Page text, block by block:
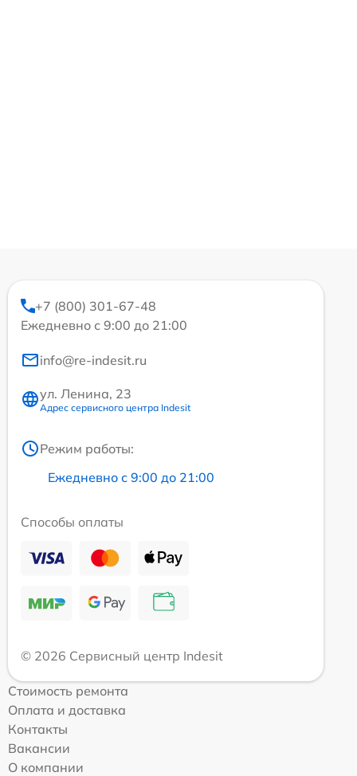
+7 (800) 301-67-48
Ежедневно с 9:00 до 21:00
info@re-indesit.ru
ул. Ленина, 23
Адрес сервисного центра Indesit
Режим работы:
Ежедневно с 9:00 до 21:00
Способы оплаты
© 2026 Сервисный центр Indesit
Стоимость ремонта
Оплата и доставка
Контакты
Вакансии
О компании